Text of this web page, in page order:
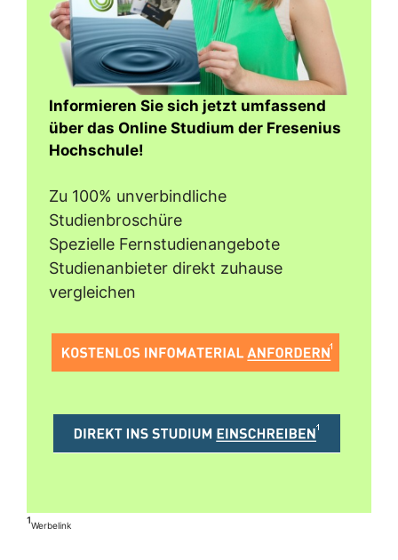
Informieren Sie sich jetzt umfassend
über das Online Studium der Fresenius
Hochschule!
Zu 100% unverbindliche
Studienbroschüre
Spezielle Fernstudienangebote
Studienanbieter direkt zuhause
vergleichen
¹Werbelink